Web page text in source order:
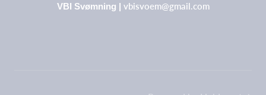
VBI Svømning | vbisvoem@gmail.com